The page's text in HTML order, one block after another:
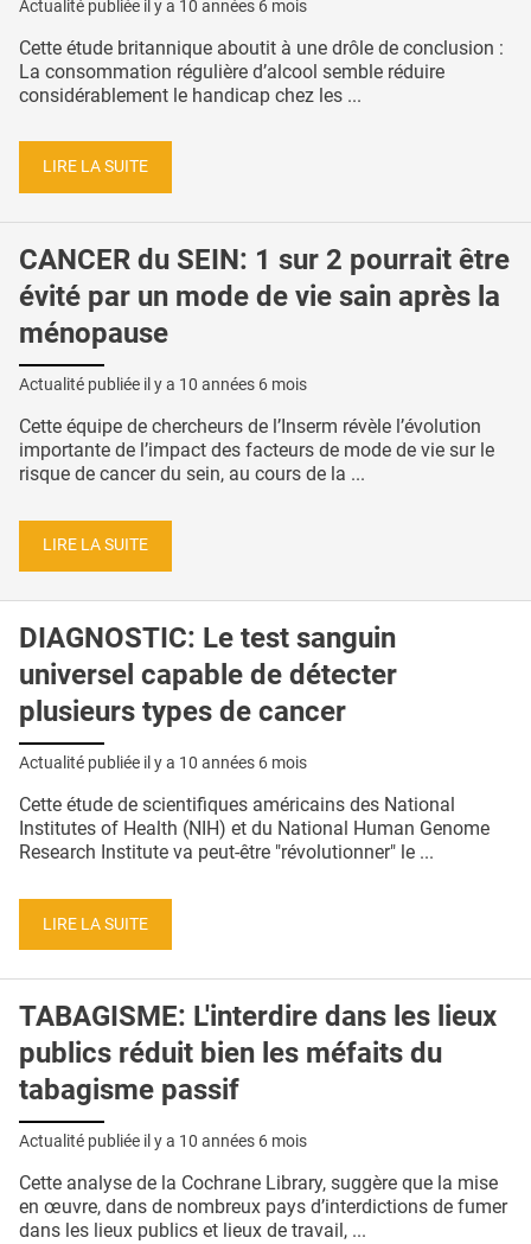
Actualité publiée il y a 10 années 6 mois
Cette étude britannique aboutit à une drôle de conclusion :
La consommation régulière d’alcool semble réduire
considérablement le handicap chez les ...
LIRE LA SUITE
CANCER du SEIN: 1 sur 2 pourrait être
évité par un mode de vie sain après la
ménopause
Actualité publiée il y a 10 années 6 mois
Cette équipe de chercheurs de l’Inserm révèle l’évolution
importante de l’impact des facteurs de mode de vie sur le
risque de cancer du sein, au cours de la ...
LIRE LA SUITE
DIAGNOSTIC: Le test sanguin
universel capable de détecter
plusieurs types de cancer
Actualité publiée il y a 10 années 6 mois
Cette étude de scientifiques américains des National
Institutes of Health (NIH) et du National Human Genome
Research Institute va peut-être "révolutionner" le ...
LIRE LA SUITE
TABAGISME: L'interdire dans les lieux
publics réduit bien les méfaits du
tabagisme passif
Actualité publiée il y a 10 années 6 mois
Cette analyse de la Cochrane Library, suggère que la mise
en œuvre, dans de nombreux pays d’interdictions de fumer
dans les lieux publics et lieux de travail, ...